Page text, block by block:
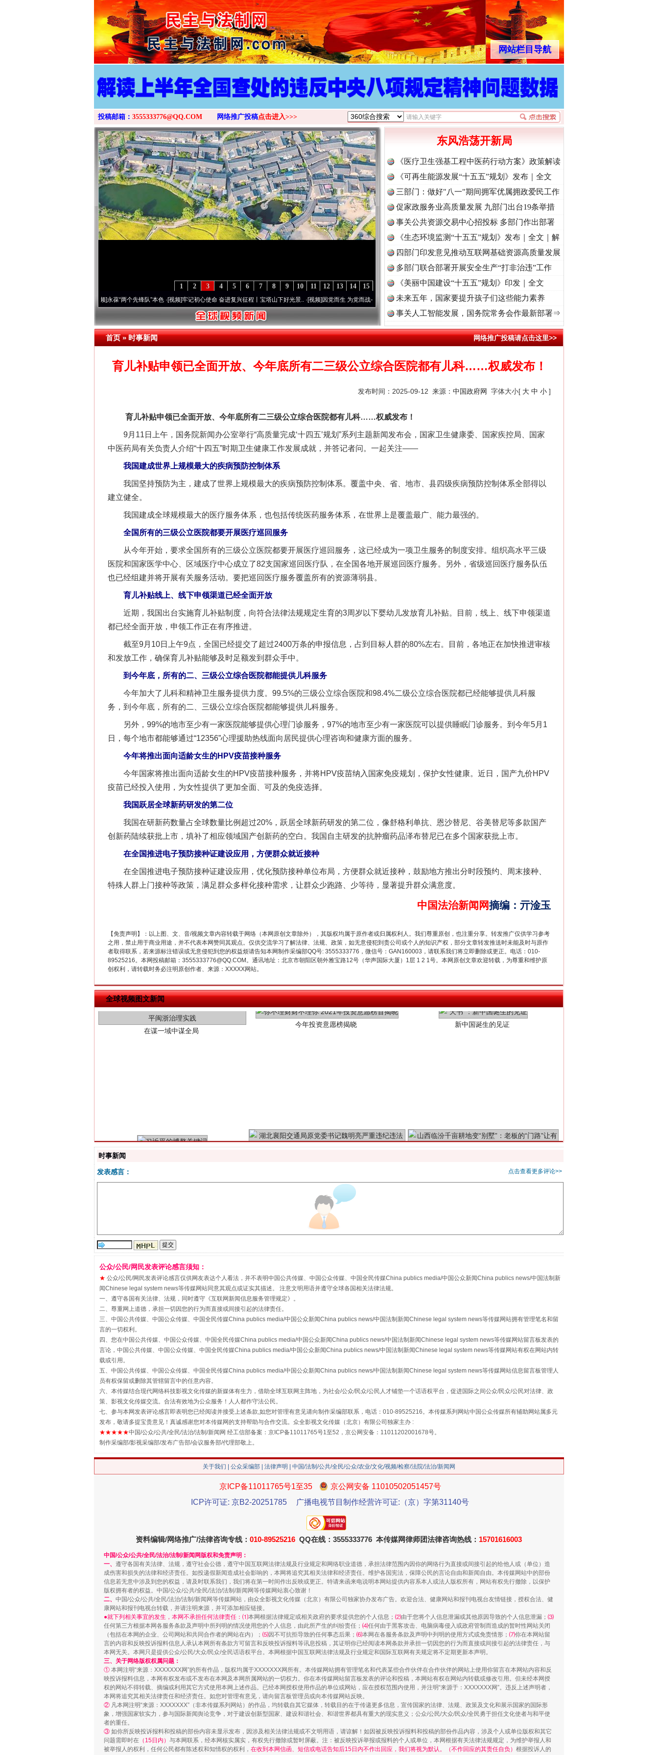
>
网站栏目导航
投稿邮箱： 3555333776@QQ.COM 网络推广投稿点击进入>>>
15
14
13
12
11
10
9
8
7
6
5
4
3
2
1
永葆“两个先锋队”本色·[视频]牢记初心使命 奋进复兴征程丨宝塔山下好光景..·[视频]因党而生 为党而战——百年“纪”事⑧加强纪律..·[视频] 牢记初心使命 奋进复兴征程丨“转折之城”激荡..
东风浩荡开新局
《医疗卫生强基工程中医药行动方案》政策解读
《可再生能源发展“十五五”规划》发布｜全文
三部门：做好"八一"期间拥军优属拥政爱民工作
促家政服务业高质量发展 九部门出台19条举措
事关公共资源交易中心招投标 多部门作出部署
《生态环境监测“十五五”规划》发布｜全文｜解
读
四部门印发意见推动互联网基础资源高质量发展
多部门联合部署开展安全生产“打非治违”工作
《美丽中国建设“十五五”规划》印发｜全文
未来五年，国家要提升孩子们这些能力素养
事关人工智能发展，国务院常务会作最新部署⇒
首页»时事新闻 网络推广投稿请点击这里>>
育儿补贴申领已全面开放、今年底所有二三级公立综合医院都有儿科……权威发布！
发布时间：2025-09-12 来源： 中国政府网 字体大小[ 大 中 小 ]
育儿补贴申领已全面开放、今年底所有二三级公立综合医院都有儿科……权威发布！
9月11日上午，国务院新闻办公室举行“高质量完成‘十四五’规划”系列主题新闻发布会，国家卫生健康委、国家疾控局、国家
中医药局有关负责人介绍“十四五”时期卫生健康工作发展成就，并答记者问。一起关注——
我国建成世界上规模最大的疾病预防控制体系
我国坚持预防为主，建成了世界上规模最大的疾病预防控制体系。覆盖中央、省、地市、县四级疾病预防控制体系全部得以
建立健全。
我国建成全球规模最大的医疗服务体系，也包括传统医药服务体系，在世界上是覆盖最广、能力最强的。
全国所有的三级公立医院都要开展医疗巡回服务
从今年开始，要求全国所有的三级公立医院都要开展医疗巡回服务，这已经成为一项卫生服务的制度安排。组织高水平三级
医院和国家医学中心、区域医疗中心成立了82支国家巡回医疗队，在全国各地开展巡回医疗服务。另外，省级巡回医疗服务队伍
也已经组建并将开展有关服务活动。要把巡回医疗服务覆盖所有的资源薄弱县。
育儿补贴线上、线下申领渠道已经全面开放
近期，我国出台实施育儿补贴制度，向符合法律法规规定生育的3周岁以下婴幼儿发放育儿补贴。目前，线上、线下申领渠道
都已经全面开放，申领工作正在有序推进。
截至9月10日上午9点，全国已经提交了超过2400万条的申报信息，占到目标人群的80%左右。目前，各地正在加快推进审核
和发放工作，确保育儿补贴能够及时足额发到群众手中。
到今年底，所有的二、三级公立综合医院都能提供儿科服务
今年加大了儿科和精神卫生服务提供力度。99.5%的三级公立综合医院和98.4%二级公立综合医院都已经能够提供儿科服
务，到今年底，所有的二、三级公立综合医院都能够提供儿科服务。
另外，99%的地市至少有一家医院能够提供心理门诊服务，97%的地市至少有一家医院可以提供睡眠门诊服务。到今年5月1
日，每个地市都能够通过“12356”心理援助热线面向居民提供心理咨询和健康方面的服务。
今年将推出面向适龄女生的HPV疫苗接种服务
今年国家将推出面向适龄女生的HPV疫苗接种服务，并将HPV疫苗纳入国家免疫规划，保护女性健康。近日，国产九价HPV
疫苗已经投入使用，为女性提供了更加全面、可及的免疫选择。
我国跃居全球新药研发的第二位
我国在研新药数量占全球数量比例超过20%，跃居全球新药研发的第二位，像舒格利单抗、恩沙替尼、谷美替尼等多款国产
创新药陆续获批上市，填补了相应领域国产创新药的空白。我国自主研发的抗肿瘤药品泽布替尼已在多个国家获批上市。
在全国推进电子预防接种证建设应用，方便群众就近接种
在全国推进电子预防接种证建设应用，优化预防接种单位布局，方便群众就近接种，鼓励地方推出分时段预约、周末接种、
特殊人群上门接种等政策，满足群众多样化接种需求，让群众少跑路、少等待，显著提升群众满意度。
中国法治新闻网摘编 ： 亓淦玉
【免责声明】：以上图、文、音/视频文章内容转载于网络（本网原创文章除外），其版权均属于原作者或归属权利人。我们尊重原创，也注重分享。转发推广仅供学习参考
之用，禁止用于商业用途，并不代表本网赞同其观点。仅供交流学习了解法律、法规、政策，如无意侵犯到贵公司或个人的知识产权，部分文章转发推送时未能及时与原作
者取得联系，若来源标注错误或无意侵犯到您的权益烦请告知本网制作采编部QQ号: 3555333776，微信号：GAN160003，请联系我们将立即删除或更正。电话：010-
89525216。本网投稿邮箱：3555333776@QQ.COM。通讯地址：北京市朝阳区朝外雅宝路12号（华声国际大厦）1层 1 2 1号。本网原创文章欢迎转载，为尊重和维护原
创权利，请转载时务必注明原创作者、来源：XXXXX网站。
全球视频图文新闻
茶叶“炒上天”
“刷贴”乱象丛生
生物安全法正式实施 别拿“量子”当幌子
解纷+调解+退费，一次搞定
重拳出击！专项整治午间酒驾
站台名比不上好声名
走近一线检察官
“谁都不怕”的他落马了
漫山遍野的桃花与雪山、麦地、白藏房 除了知识还要"留白" 用生命托举生命
时事新闻
点击查看更多评论>>
发表感言：
公众/公民/网民发表评论感言须知：
★ 公众/公民/网民发表评论感言仅供网友表达个人看法，并不表明中国公共传媒、中国公众传媒、中国全民传媒China publics media/中国公众新闻China publics news/中国法制新
闻Chinese legal system news等传媒网站同意其观点或证实其描述。 注意文明用语并遵守全球各国相关法律法规。
一、遵守各国有关法律、法规，同时遵守《互联网新闻信息服务管理规定》。
二、尊重网上道德，承担一切因您的行为而直接或间接引起的法律责任。
三、中国公共传媒、中国公众传媒、中国全民传媒China publics media/中国公众新闻China publics news/中国法制新闻Chinese legal system news等传媒网站拥有管理笔名和留
言的一切权利。
四、您在中国公共传媒、中国公众传媒、中国全民传媒China publics media/中国公众新闻China publics news/中国法制新闻Chinese legal system news等传媒网站留言板发表的
言论，中国公共传媒、中国公众传媒、中国全民传媒China publics media/中国公众新闻China publics news/中国法制新闻Chinese legal system news等传媒网站有权在网站内转
载或引用。
五、中国公共传媒、中国公众传媒、中国全民传媒China publics media/中国公众新闻China publics news/中国法制新闻Chinese legal system news等传媒网站信息留言板管理人
员有权保留或删除其管辖留言中的任意内容。
六、本传媒结合现代网络科技影视文化传媒的新媒体有生力，借助全球互联网主阵地，为社会/公众/民众/公民人才铺垫一个话语权平台，促进国际之间公众/民众/公民对法律、政
策、影视文化传媒交流。合法有效地为公众服务！人人都作守法公民。
七、参与本网发表评论感言即表明您已经阅读并接受上述条款,如您对管理有意见请向制作采编部联系，电话：010-89525216。本传媒系列网站中国公众传媒所有辅助网站属多元
发布，敬请多提宝贵意见！真诚感谢您对本传媒网的支持帮助与合作交流。众全影视文化传媒（北京）有限公司独家主办 :
★★★★★中国/公众/公共/全民/法治/法制/新闻网 经工信部备案：京ICP备11011765号1至52，京公网安备：11011202001678号。
制作采编部/影视采编部/发布广告部/会议服务部/代理部敬上。
关于我们 公众采编部 法律声明 | 中国/法制/公共/全民/公众/农业/文化/视频/检察/法院/法治/新闻网
京ICP备11011765号1至35
京公网安备 11010502051457号
ICP许可证: 京B2-20251785
广播电视节目制作经营许可证:（京）字第31140号
资料编辑/网络推广/法律咨询专线： 010-89525216 QQ在线：3555333776 本传媒网律师团法律咨询热线： 15701616003
中国/公众/公共/全民/法治/法制/新闻网版权和免责声明：
一、 遵守各国有关法律、法规，遵守社会公德，遵守中国互联网法律法规及行业规定和网络职业道德，承担法律范围内因你的网络行为直接或间接引起的给他人或（单位）造
成伤害和损失的法律和经济责任。如投递假新闻造成社会影响的，本网将追究其相关法律和经济责任。维护各国宪法，保障公民的言论自由和新闻自由。本传媒网站中的部份
信息若无意中涉及到您的权益，请及时联系我们，我们将在第一时间作出反映或更正。特请来函来电说明本网站提供内容系本人或法人版权所有，网站有权先行撤除，以保护
版权拥有者的权益。中国/公众/公共/全民/法治/法制/新闻网等传媒网站衷心致谢！
二、 中国/公众/公共/全民/法治/法制/新闻网等传媒网站，由众全影视文化传媒（北京）有限公司独家协办发布广告。欢迎合法、健康网站和报刊电视台友情链接，授权合法、健
康网站和报刊电视台转载，并请注明来源，并可添加相应链接。
●就下列相关事宜的发生，本网不承担任何法律责任：⑴本网根据法律规定或相关政府的要求提供您的个人信息； ⑵由于您将个人信息泄漏或其他原因导致的个人信息泄漏； ⑶
任何第三方根据本网各服务条款及声明中所列明的情况使用您的个人信息，由此所产生的纠纷责任； ⑷任何由于黑客攻击、电脑病毒侵入或政府管制而造成的暂时性网站关闭
（包括在本网的企业、公司网站和共同合作者的网站在内）； ⑸因不可抗拒导致的任何事态后果； ⑹本网在各服务条款及声明中列明的使用方式或免责情形； ⑺你在本网站留
言的内容和反映投诉报料信息人承认本网所有条款方可留言和反映投诉报料等讯息投稿，其证明你已经阅读本网条款并承担一切因您的行为而直接或间接引起的法律责任，与
本网无关。本网只是提供公众/公民/大众/民众/全民话语权平台。本网根据中国互联网法律法规及行业规定和国际互联网有关规定将不定期更新本声明。
三、关于网络版权权属问题：
① 本网注明“来源：XXXXXXX网”的所有作品，版权均属于XXXXXXX网所有。本传媒网站拥有管理笔名和代表某些合作伙伴在合作伙伴的网站上使用你留言在本网站内容和反
映投诉报料信息，本网有权发布或不发布在本网及本网所属网站的一切权力。你在本传媒网站留言板发表的评论和投稿，本网站有权在网站内转载或修改引用。但未经本网授
权的网站不得转载、摘编或利用其它方式使用本网上述作品。已经本网授权使用作品的单位或网站，应在授权范围内使用，并注明“来源于：XXXXXXX网”。违反上述声明者，
本网将追究其相关法律责任和经济责任。如您对管理有意见，请向留言板管理员或向本传媒网站反映。
② 凡本网注明“来源：XXXXXXX”（非本传媒系列网站）的作品，均转载自其它媒体，转载目的在于传递更多信息，宣传国家的法律、法规、政策及文化和展示国家的国际形
象，增强国家软实力，参与国际新闻舆论竞争，对于建设创新型国家、建设和谐社会、和谐世界都具有重大的现实意义；公众/公民/大众/民众/全民勇于担任文化使者与和平使
者的重任。
③ 如你所反映投诉报料和投稿的部份内容未显示发布，因涉及相关法律法规或不文明用语，请谅解！如因被反映投诉报料和投稿的部份作品内容，涉及个人或单位版权和其它
问题需即时在 （15日内） 与本网联系，经本网核实属实，有权先行撤除或暂时屏蔽。注：被反映投诉举报或报料的个人或单位，本网根据有关法律法规规定，为维护举报人和
被举报人的权利，任何公民都有陈述权和知情权的权利， 在收到本网信函、短信或电话告知后15日内不作出回应，我们将视为默认。（不作回应的其责任自负） 根据投诉人的